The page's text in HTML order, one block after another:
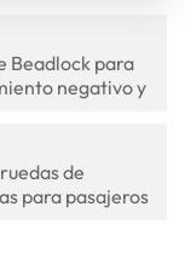
Beadlock para
negativo y
de
para pasajeros